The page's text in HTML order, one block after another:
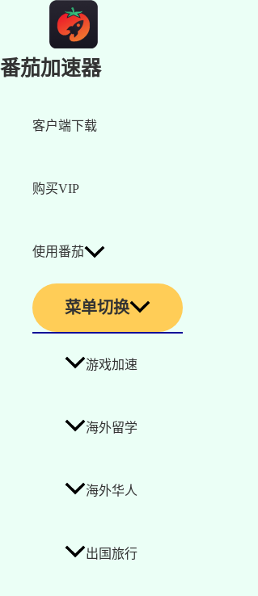
番茄加速器
客户端下载
购买VIP
使用番茄
菜单切换
游戏加速
海外留学
海外华人
出国旅行